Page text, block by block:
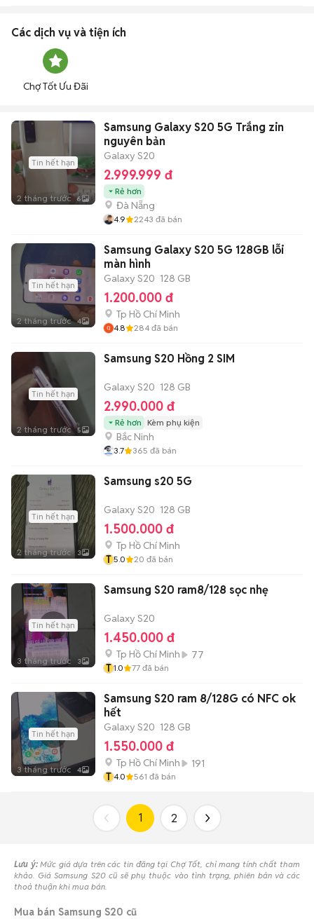
Các dịch vụ và tiện ích
Chợ Tốt Ưu Đãi
Tin hết hạn
2 tháng trước 6
Samsung Galaxy S20 5G Trắng zin
nguyên bản
Galaxy S20
2.999.999 đ
Rẻ hơn
Đà Nẵng
4.9 2243 đã bán
Tin hết hạn
2 tháng trước 4
Samsung Galaxy S20 5G 128GB lỗi
màn hình
Galaxy S20 128 GB
1.200.000 đ
Tp Hồ Chí Minh
4.8 284 đã bán
Tin hết hạn
2 tháng trước 5
Samsung S20 Hồng 2 SIM
Galaxy S20 128 GB
2.990.000 đ
Rẻ hơn Kèm phụ kiện
Bắc Ninh
3.7 365 đã bán
Tin hết hạn
2 tháng trước 3
Samsung s20 5G
Galaxy S20 128 GB
1.500.000 đ
Tp Hồ Chí Minh
T 5.0 20 đã bán
Tin hết hạn
3 tháng trước 3
Samsung S20 ram8/128 sọc nhẹ
Galaxy S20
1.450.000 đ
Tp Hồ Chí Minh
77
T 1.0 77 đã bán
Tin hết hạn
3 tháng trước 4
Samsung S20 ram 8/128G có NFC ok
hết
Galaxy S20 128 GB
1.550.000 đ
Tp Hồ Chí Minh
191
T 4.0 561 đã bán
1 2
Lưu ý:Mức giá dựa trên các tin đăng tại Chợ Tốt, chỉ mang tính chất tham
khảo. Giá Samsung S20 cũ sẽ phụ thuộc vào tình trạng, phiên bản và các
thoả thuận khi mua bán.
Mua bán Samsung S20 cũ